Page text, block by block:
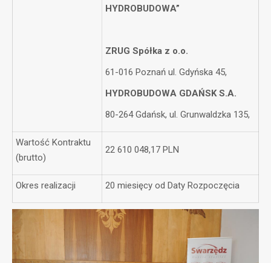
HYDROBUDOWA”
ZRUG Spółka z o.o.
61-016 Poznań ul. Gdyńska 45,
HYDROBUDOWA GDAŃSK S.A.
80-264 Gdańsk, ul. Grunwaldzka 135,
Wartość Kontraktu
(brutto)
22 610 048,17 PLN
Okres realizacji 20 miesięcy od Daty Rozpoczęcia